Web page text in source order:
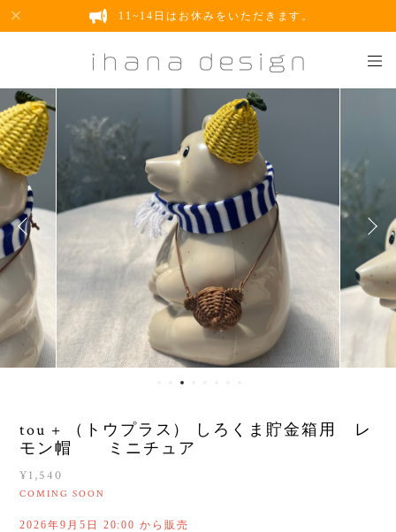
11~14日はお休みをいただきます。
tou + （トウプラス） しろくま貯金箱用 レ
モン帽 ミニチュア
¥1,540
COMING SOON
2026年9月5日 20:00 から販売